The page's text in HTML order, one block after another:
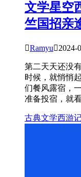
文学星空
竺国招亲
Ramyu2024-
第二天天还没
时候，就悄悄
们餐风露宿，
准备投宿，就
古典文学西游